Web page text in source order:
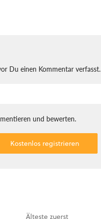
Du einen Kommentar verfasst.
und bewerten.
Kostenlos registrieren
Ältestezuerst